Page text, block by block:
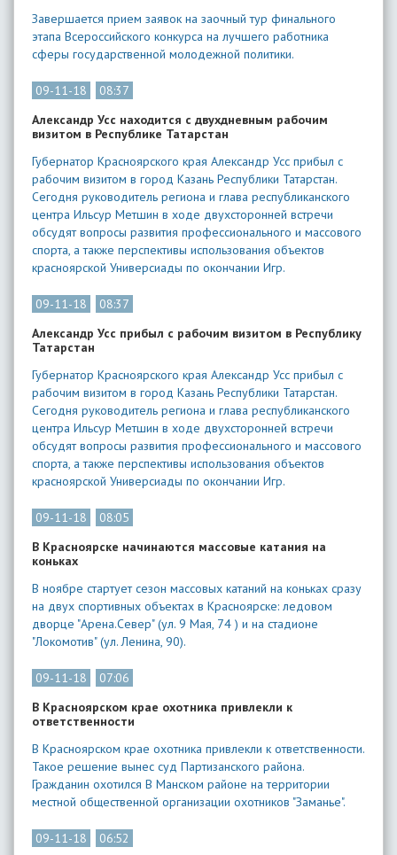
Завершается прием заявок на заочный тур финального
этапа Всероссийского конкурса на лучшего работника
сферы государственной молодежной политики.
09-11-18
08:37
Александр Усс находится с двухдневным рабочим
визитом в Республике Татарстан
Губернатор Красноярского края Александр Усс прибыл с
рабочим визитом в город Казань Республики Татарстан.
Сегодня руководитель региона и глава республиканского
центра Ильсур Метшин в ходе двухсторонней встречи
обсудят вопросы развития профессионального и массового
спорта, а также перспективы использования объектов
красноярской Универсиады по окончании Игр.
09-11-18
08:37
Александр Усс прибыл с рабочим визитом в Республику
Татарстан
Губернатор Красноярского края Александр Усс прибыл с
рабочим визитом в город Казань Республики Татарстан.
Сегодня руководитель региона и глава республиканского
центра Ильсур Метшин в ходе двухсторонней встречи
обсудят вопросы развития профессионального и массового
спорта, а также перспективы использования объектов
красноярской Универсиады по окончании Игр.
09-11-18
08:05
В Красноярске начинаются массовые катания на
коньках
В ноябре стартует сезон массовых катаний на коньках сразу
на двух спортивных объектах в Красноярске: ледовом
дворце "Арена.Север" (ул. 9 Мая, 74 ) и на стадионе
"Локомотив" (ул. Ленина, 90).
09-11-18
07:06
В Красноярском крае охотника привлекли к
ответственности
В Красноярском крае охотника привлекли к ответственности.
Такое решение вынес суд Партизанского района.
Гражданин охотился В Манском районе на территории
местной общественной организации охотников "Заманье".
09-11-18 06:52